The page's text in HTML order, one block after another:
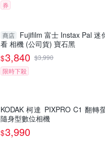
券
商店
Fujifilm 富士 Instax Pal 迷
看 相機 (公司貨) 寶石黑
$3,840 $3,990
限時下殺
KODAK 柯達 PIXPRO C1 翻轉
隨身型數位相機
$3,990